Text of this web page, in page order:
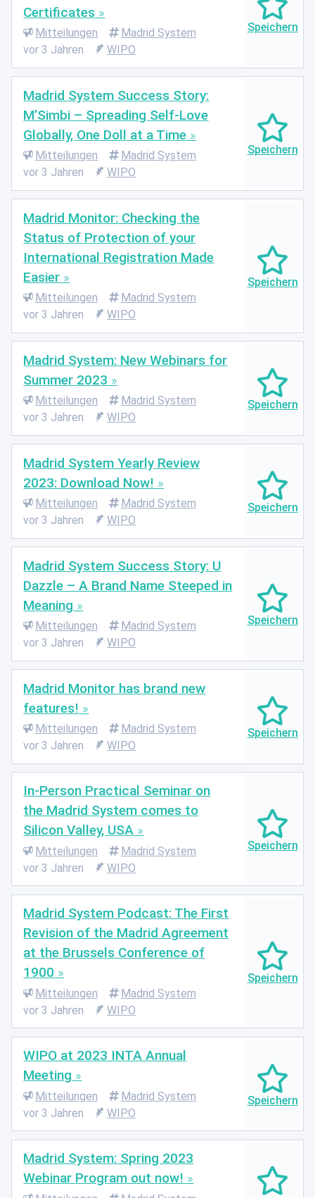
Certificates
Mitteilungen
Madrid System
vor 3 Jahren
WIPO
Madrid System Success Story:
M’Simbi – Spreading Self-Love
Globally, One Doll at a Time
Mitteilungen
Madrid System
vor 3 Jahren
WIPO
Madrid Monitor: Checking the
Status of Protection of your
International Registration Made
Easier
Mitteilungen
Madrid System
vor 3 Jahren
WIPO
Madrid System: New Webinars for
Summer 2023
Mitteilungen
Madrid System
vor 3 Jahren
WIPO
Madrid System Yearly Review
2023: Download Now!
Mitteilungen
Madrid System
vor 3 Jahren
WIPO
Madrid System Success Story: U
Dazzle – A Brand Name Steeped in
Meaning
Mitteilungen
Madrid System
vor 3 Jahren
WIPO
Madrid Monitor has brand new
features!
Mitteilungen
Madrid System
vor 3 Jahren
WIPO
In-Person Practical Seminar on
the Madrid System comes to
Silicon Valley, USA
Mitteilungen
Madrid System
vor 3 Jahren
WIPO
Madrid System Podcast: The First
Revision of the Madrid Agreement
at the Brussels Conference of
1900
Mitteilungen
Madrid System
vor 3 Jahren
WIPO
WIPO at 2023 INTA Annual
Meeting
Mitteilungen
Madrid System
vor 3 Jahren
WIPO
Madrid System: Spring 2023
Webinar Program out now!